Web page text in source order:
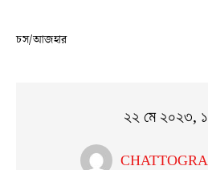
চস/আজহার
২২ মে ২০২৩,